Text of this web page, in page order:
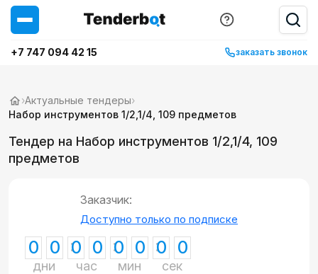
+7 747 094 42 15 заказать звонок
›Актуальные тендеры›
Набор инструментов 1/2,1/4, 109 предметов
Тендер на Набор инструментов 1/2,1/4, 109
предметов
Заказчик:
Доступно только по подписке
0 0
дни
0 0
час
0 0
мин
0 0
сек